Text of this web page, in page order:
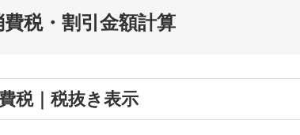
税・割引金額計算
税｜税抜き表示